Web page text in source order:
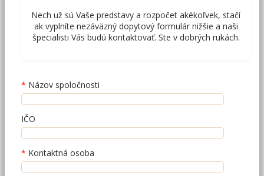
Nech už sú Vaše predstavy a rozpočet akékoľvek, stačí
ak vyplníte nezáväzný dopytový formulár nižšie a naši
špecialisti Vás budú kontaktovať. Ste v dobrých rukách.
Názov spoločnosti
IČO
Kontaktná osoba